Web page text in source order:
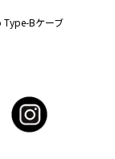
Type-Bケーブ